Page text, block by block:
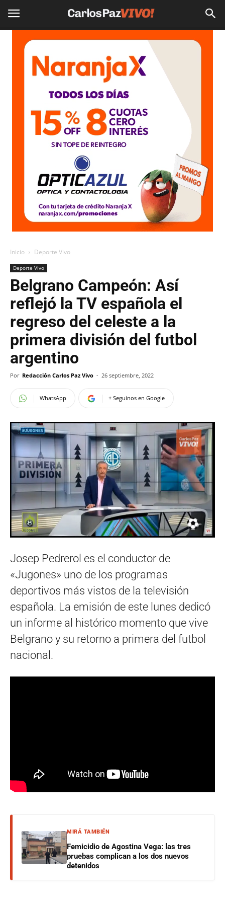
Inicio Deporte Vivo
Deporte Vivo
Belgrano Campeón: Así
reflejó la TV española el
regreso del celeste a la
primera división del futbol
argentino
Por Redacción Carlos Paz Vivo - 26 septiembre, 2022
WhatsApp + Seguinos en Google
Josep Pedrerol es el conductor de
«Jugones» uno de los programas
deportivos más vistos de la televisión
española. La emisión de este lunes dedicó
un informe al histórico momento que vive
Belgrano y su retorno a primera del futbol
nacional.
MIRÁ TAMBIÉN
Femicidio de Agostina Vega: las tres
pruebas complican a los dos nuevos
detenidos